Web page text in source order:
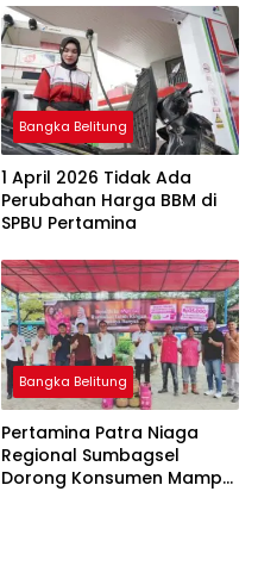
Bangka Belitung
1 April 2026 Tidak Ada
Perubahan Harga BBM di
SPBU Pertamina
Bangka Belitung
Pertamina Patra Niaga
Regional Sumbagsel
Dorong Konsumen Mampu